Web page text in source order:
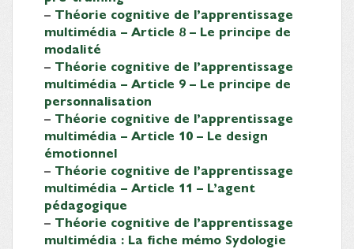
– Théorie cognitive de l’apprentissage
multimédia – Article 8 – Le principe de
modalité
– Théorie cognitive de l’apprentissage
multimédia – Article 9 – Le principe de
personnalisation
– Théorie cognitive de l’apprentissage
multimédia – Article 10 – Le design
émotionnel
– Théorie cognitive de l’apprentissage
multimédia – Article 11 – L’agent
pédagogique
– Théorie cognitive de l’apprentissage
multimédia : La fiche mémo Sydologie